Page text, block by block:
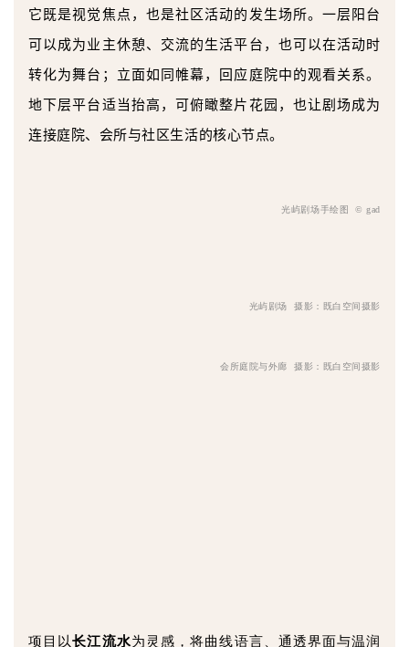
它既是视觉焦点，也是社区活动的发生场所。一层阳台
可以成为业主休憩、交流的生活平台，也可以在活动时
转化为舞台；立面如同帷幕，回应庭院中的观看关系。
地下层平台适当抬高，可俯瞰整片花园，也让剧场成为
连接庭院、会所与社区生活的核心节点。
光屿剧场手绘图 © gad
光屿剧场摄影：既白空间摄影
会所庭院与外廊摄影：既白空间摄影
项目以长江流水为灵感，将曲线语言、通透界面与温润